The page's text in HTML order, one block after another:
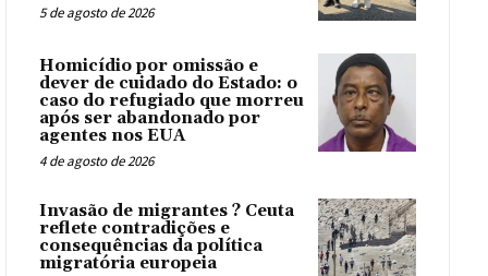
5 de agosto de 2026
Homicídio por omissão e
dever de cuidado do Estado: o
caso do refugiado que morreu
após ser abandonado por
agentes nos EUA
4 de agosto de 2026
Invasão de migrantes ? Ceuta
reflete contradições e
consequências da política
migratória europeia